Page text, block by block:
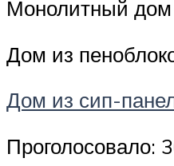
Монолитный
Дом из
Дом из сип-
Проголосовало: